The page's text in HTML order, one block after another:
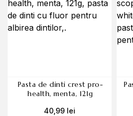
pasta de dinti crest pro-
health, menta, 121g
40,99 lei
pasta de dinti crest scope